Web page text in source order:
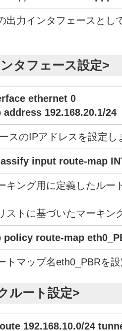
出力インタフェースとし
タフェース設定>
ethernet 0
address 192.168.20.1/24
スのIPアドレスを設定し
input route-map
キング用に定義したルー
トに基づいたマーキン
policy route-map
トマップ名eth0_PBRを
ルート設定>
192.168.10.0/24